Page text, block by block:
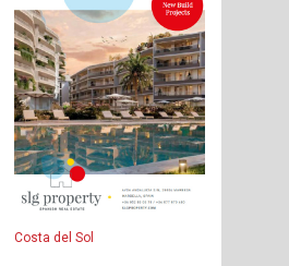
Costa del Sol